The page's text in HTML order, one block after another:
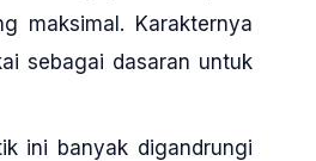
maksimal. Karakternya
sebagai dasaran untuk
ini banyak digandrungi